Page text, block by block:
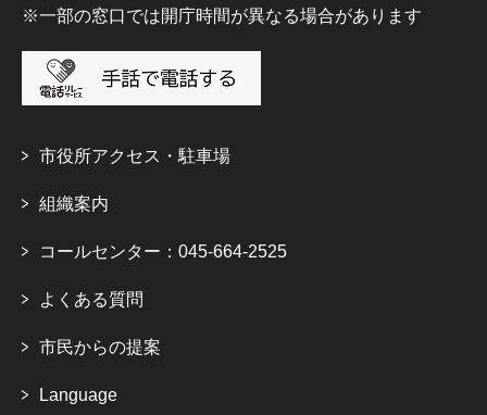
※一部の窓口では開庁時間が異なる場合があります
市役所アクセス・駐車場
組織案内
コールセンター：045-664-2525
よくある質問
市民からの提案
Language